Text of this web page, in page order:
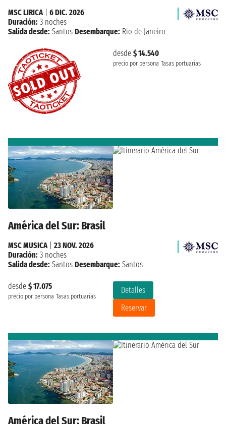
desde $ 14.540
precio por persona Tasas portuarias
MSC LIRICA
6 DIC. 2026
Duración: 3 noches
Salida desde: Santos Desembarque: Rio de Janeiro
América del Sur: Brasil
desde $ 17.075
precio por persona Tasas portuarias
Detalles
Reservar
MSC MUSICA| 23 NOV. 2026
Duración: 3 noches
Salida desde: Santos Desembarque: Santos
América del Sur: Brasil